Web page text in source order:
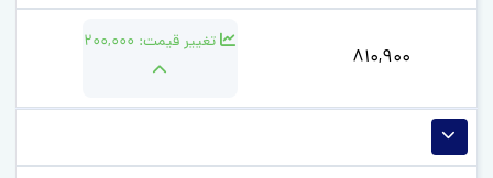
810,900
تغییر قیمت: 200,000